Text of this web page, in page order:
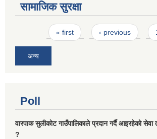
सामाजिक सुरक्षा
Pages« first ‹ previous
अन्य
Poll
वारपाक सुलीकोट गाउँपालिकाले प्रदान गर्दै आइरहेको सेवा
?